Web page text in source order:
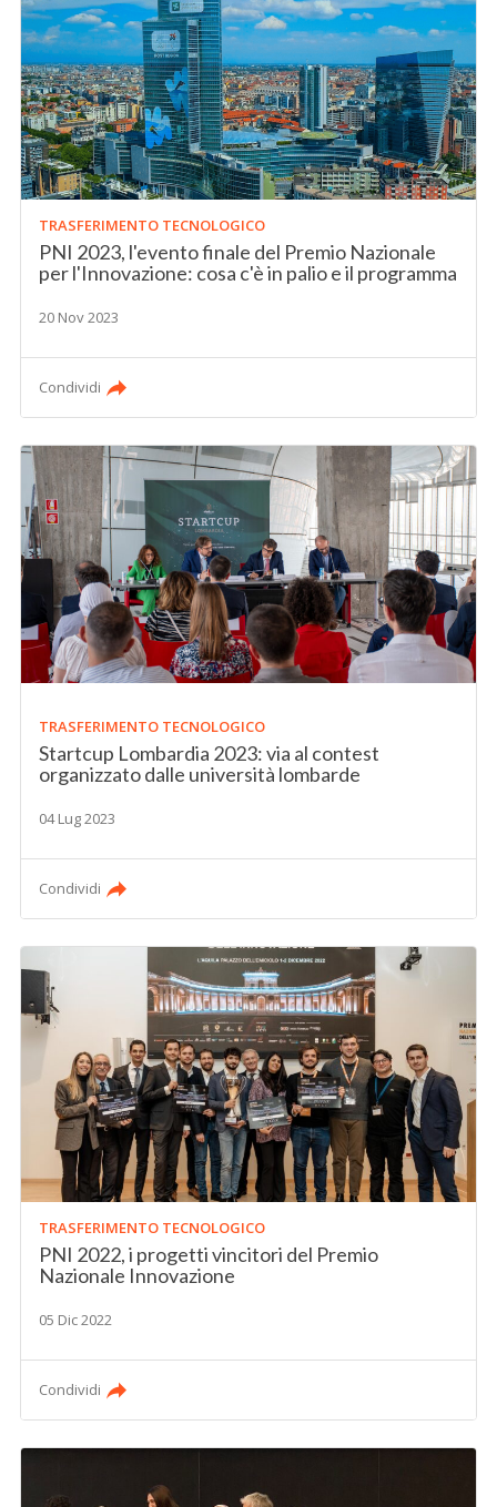
TRASFERIMENTO TECNOLOGICO
PNI 2023, l'evento finale del Premio Nazionale
per l'Innovazione: cosa c'è in palio e il programma
20 Nov 2023
Condividi
TRASFERIMENTO TECNOLOGICO
Startcup Lombardia 2023: via al contest
organizzato dalle università lombarde
04 Lug 2023
Condividi
TRASFERIMENTO TECNOLOGICO
PNI 2022, i progetti vincitori del Premio
Nazionale Innovazione
05 Dic 2022
Condividi